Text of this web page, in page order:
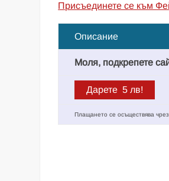
Присъединете се към
Описание
Моля, подкрепете
Плащането се осъществява